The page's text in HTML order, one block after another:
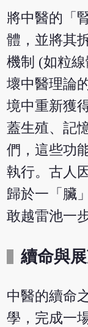
將中醫的「
體，並將其
機制 (如粒
壞中醫理論
境中重新獲
蓋生殖、記
們，這些功
執行。古人
歸於一「臟
敢越雷池一
續命與
中醫的續命
學，完成一